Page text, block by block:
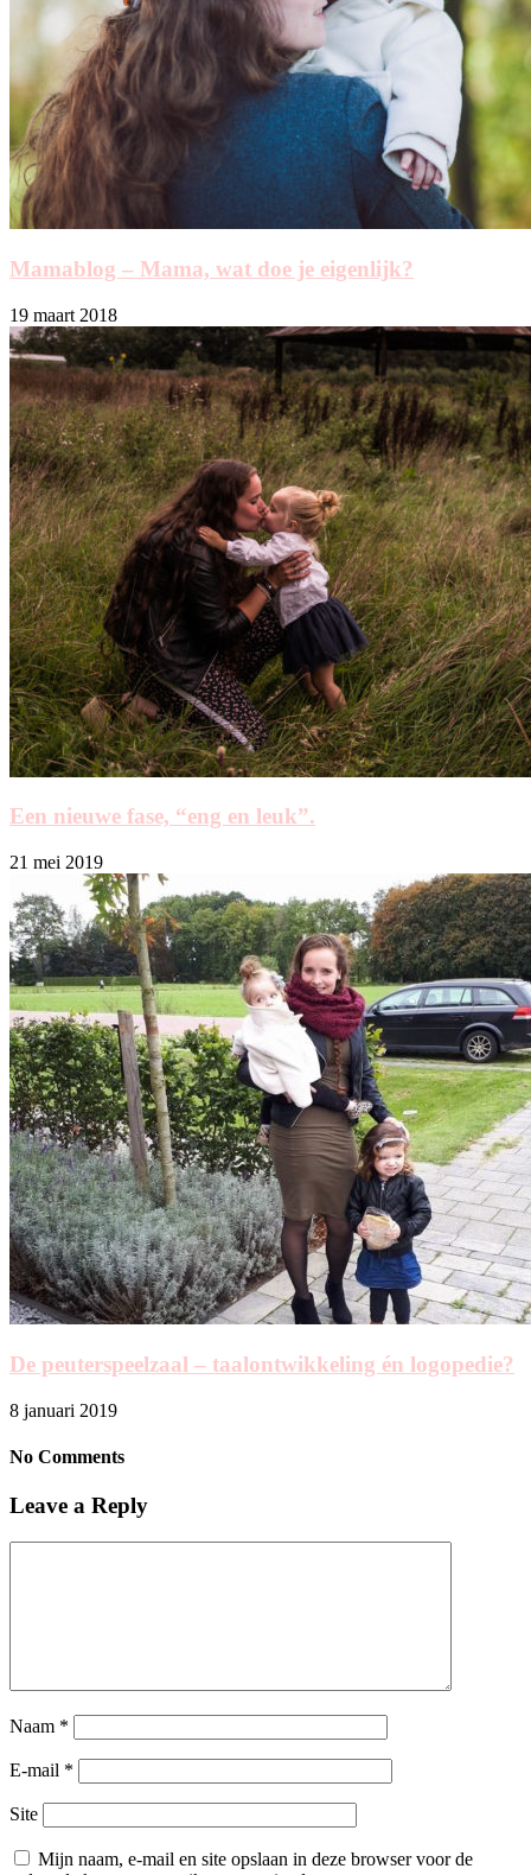
Mamablog – Mama, wat doe je eigenlijk?
19 maart 2018
Een nieuwe fase, “eng en leuk”.
21 mei 2019
De peuterspeelzaal – taalontwikkeling én logopedie?
8 januari 2019
No Comments
Leave a Reply
Naam *
E-mail *
Site
Mijn naam, e-mail en site opslaan in deze browser voor de